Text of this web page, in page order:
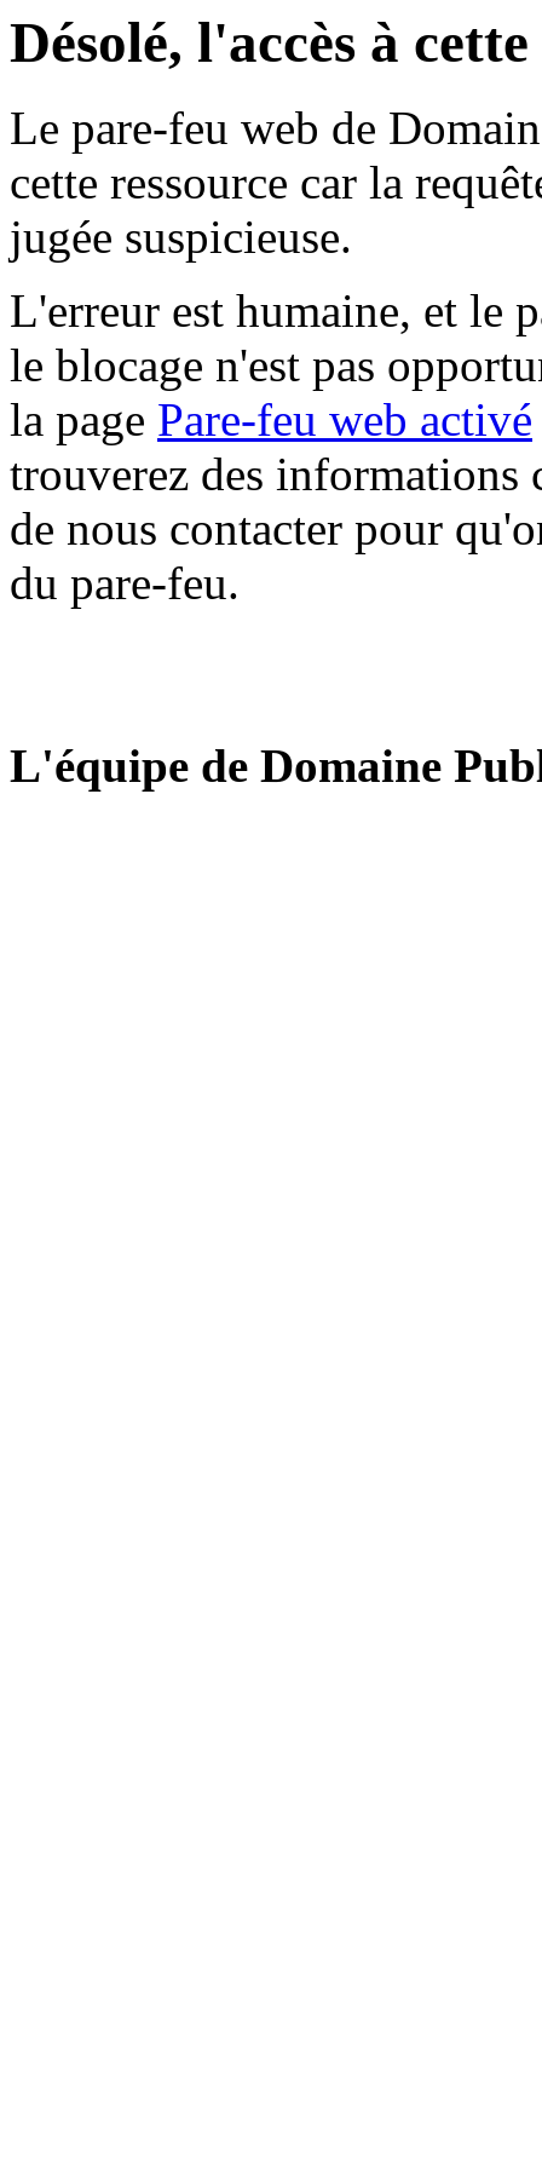
Désolé, l'accès à
Le pare-feu web de
cette ressource car la
jugée suspicieuse.
L'erreur est humaine, et le
le blocage n'est pas
la page Pare-feu web activé
trouverez des informations
de nous contacter pour
du pare-feu.
L'équipe de Domaine